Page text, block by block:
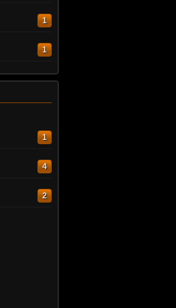
1
1
1
4
2